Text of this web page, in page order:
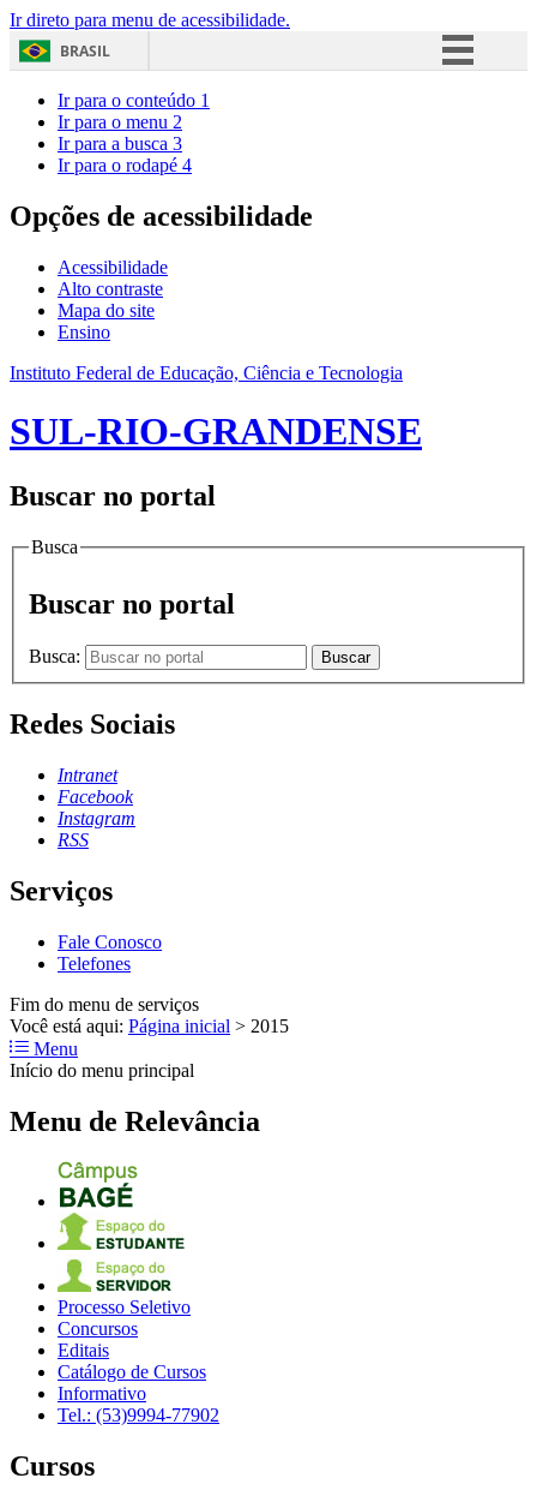
Ir direto para menu de acessibilidade.
BRASIL
Acesso à informação
Ir para o conteúdo 1
Ir para o menu 2
Ir para a busca 3
Ir para o rodapé 4
Opções de acessibilidade
Acessibilidade
Alto contraste
Mapa do site
Ensino
Instituto Federal de Educação, Ciência e Tecnologia
SUL-RIO-GRANDENSE
Buscar no portal
Busca
Buscar no portal
Busca: Buscar
Redes Sociais
Intranet
Facebook
Instagram
RSS
Serviços
Fale Conosco
Telefones
Fim do menu de serviços
Você está aqui: Página inicial > 2015
Menu
Início do menu principal
Menu de Relevância
Processo Seletivo
Concursos
Editais
Catálogo de Cursos
Informativo
Tel.: (53)9994-77902
Cursos